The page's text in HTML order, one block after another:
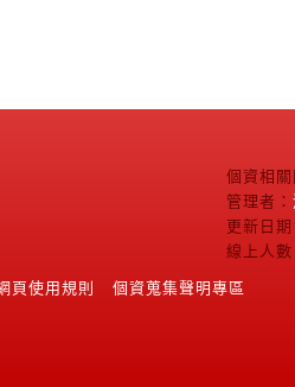
個資相
管理者：
更新日
線上人
頁使用規則 個資蒐集聲明專區